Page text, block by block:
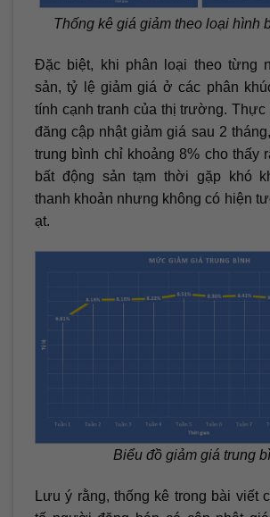
Thống kê giá giảm theo loại hình
Đặc biệt, khi phân loại theo từng
sản, tỷ lệ giảm giá ở các phân
tính cạnh tranh của thị trường.
đăng cập nhật giảm giá sau 2
trung bình chỉ khoảng 8% cho thấy
bất động sản tạm thời gặp khó
thanh khoản nhưng không có hiện
ạt.
Biểu đồ giảm giá trung
Lưu ý rằng, thống kê trong bài viết